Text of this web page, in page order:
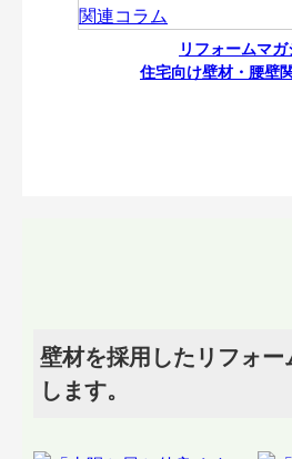
リフォームマガ
住宅向け壁材・腰壁
壁材を採用したリフォ
します。